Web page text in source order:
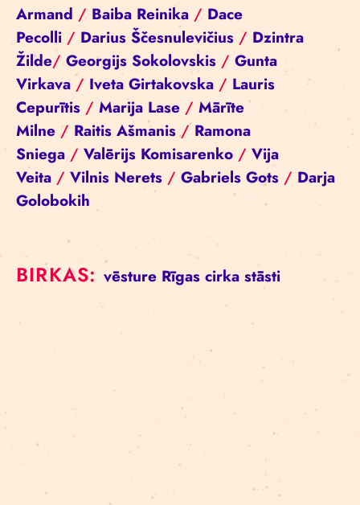
Armand / Baiba Reinika / Dace
Pecolli / Darius Ščesnulevičius / Dzintra
Žilde/ Georgijs Sokolovskis / Gunta
Virkava / Iveta Girtakovska / Lauris
Cepurītis / Marija Lase / Mārīte
Milne / Raitis Ašmanis/Ramona
Sniega / Valērijs Komisarenko / Vija
Veita / Vilnis Nerets / Gabriels Gots / Darja
Golobokih
BIRKAS: vēsture Rīgas cirka stāsti